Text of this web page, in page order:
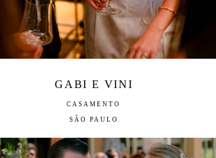
GABI E VINI
CASAMENTO
SÃO PAULO